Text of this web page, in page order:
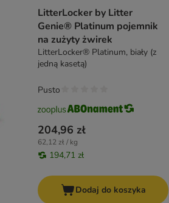
LitterLocker by Litter
Genie® Platinum pojemnik
na zużyty żwirek
LitterLocker® Platinum, biały (z
jedną kasetą)
204,96 zł
62,12 zł / kg
194,71 zł
Pusto
Dodaj do koszyka